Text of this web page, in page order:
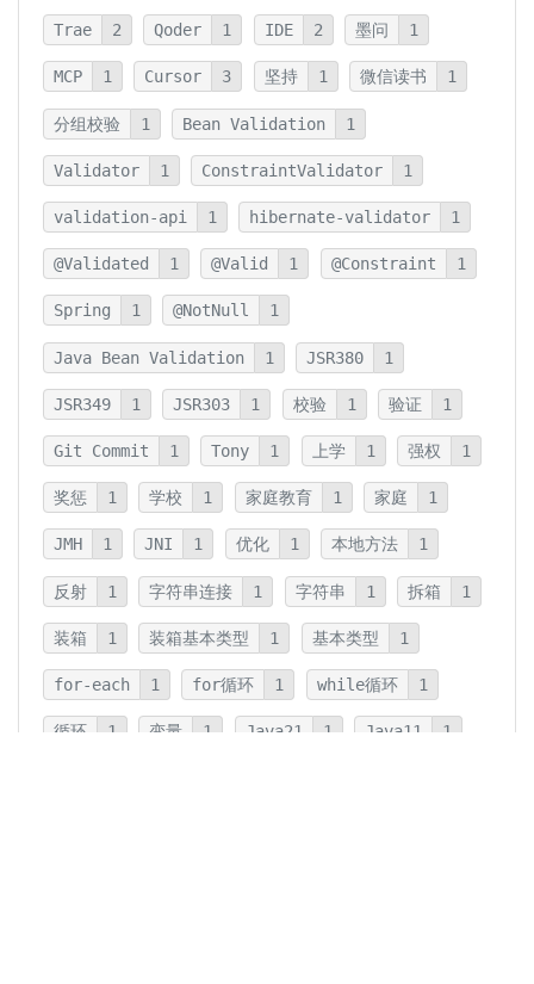
Trae 2 Qoder 1 IDE 2 墨问 1
MCP 1 Cursor 3 坚持 1 微信读书 1
分组校验 1 Bean Validation 1
Validator 1 ConstraintValidator 1
validation-api 1 hibernate-validator 1
@Validated 1 @Valid 1 @Constraint 1
Spring 1 @NotNull 1
Java Bean Validation 1 JSR380 1
JSR349 1 JSR303 1 校验 1 验证 1
Git Commit 1 Tony 1 上学 1 强权 1
奖惩 1 学校 1 家庭教育 1 家庭 1
JMH 1 JNI 1 优化 1 本地方法 1
反射 1 字符串连接 1 字符串 1 拆箱 1
装箱 1 装箱基本类型 1 基本类型 1
for-each 1 for循环 1 while循环 1
循环 1 变量 1 Java21 1 Java11 1